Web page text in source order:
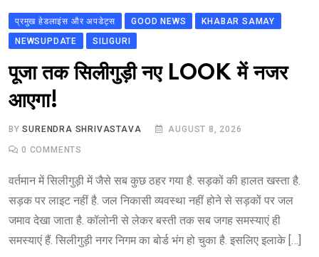
प्रमुख हेडलाइंस और अपडेट्स GOOD NEWS
KHABAR SAMAY
NEWSUPDATE
SILIGURI
पूजा तक सिलीगुड़ी नए LOOK में नजर
आएगा!
BYSURENDRA SHRIVASTAVA AUGUST 8, 2026
0 COMMENTS
वर्तमान में सिलीगुड़ी में जैसे सब कुछ ठहर गया है. सड़कों की हालत खस्ता है.
सड़क पर लाइट नहीं है. जल निकासी व्यवस्था नहीं होने से सड़कों पर जल
जमाव देखा जाता है. कॉलोनी से लेकर बस्ती तक सब जगह समस्याएं ही
समस्याएं हैं. सिलीगुड़ी नगर निगम का बोर्ड भंग हो चुका है. इसलिए इलाके […]